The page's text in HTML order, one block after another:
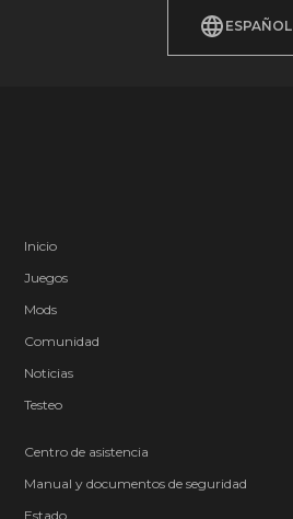
ESPAÑOL
Inicio
Juegos
Mods
Comunidad
Noticias
Testeo
Centro de asistencia
Manual y documentos de seguridad
Estado